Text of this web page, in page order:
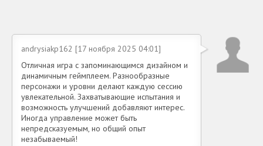
andrysiakp162 [17 ноября 2025 04:01]
Отличная игра с запоминающимся дизайном и
динамичным геймплеем. Разнообразные
персонажи и уровни делают каждую сессию
увлекательной. Захватывающие испытания и
возможность улучшений добавляют интерес.
Иногда управление может быть
непредсказуемым, но общий опыт
незабываемый!